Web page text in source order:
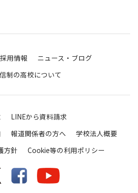
採用情報
ニュース・ブログ
制の高校について
LINEから資料請求
報道関係者の方へ
学校法人概要
方針 Cookie等の利用ポリシー